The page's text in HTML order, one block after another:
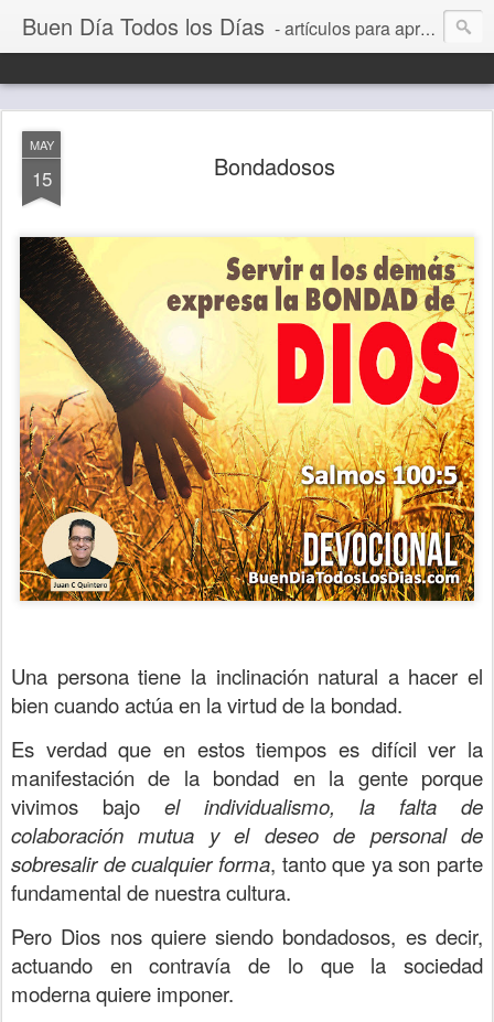
Buen Día Todos los Días - artículos para aprender a vivir mejor, un día a la vez. Por Juan C Quintero
MAY
15 Bondadosos
Una persona tiene la inclinación natural a hacer el
bien cuando actúa en la virtud de la bondad.
Es verdad que en estos tiempos es difícil ver la
manifestación de la bondad en la gente porque
vivimos bajo el individualismo, la falta de
colaboración mutua y el deseo de personal de
sobresalir de cualquier forma, tanto que ya son parte
fundamental de nuestra cultura.
Pero Dios nos quiere siendo bondadosos, es decir,
actuando en contravía de lo que la sociedad
moderna quiere imponer.